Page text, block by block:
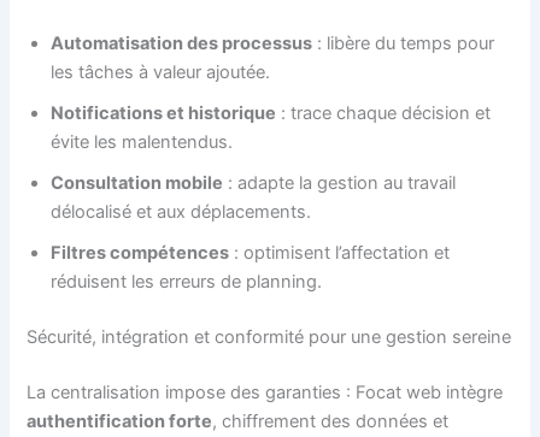
Automatisation des processus : libère du temps pour
les tâches à valeur ajoutée.
Notifications et historique : trace chaque décision et
évite les malentendus.
Consultation mobile : adapte la gestion au travail
délocalisé et aux déplacements.
Filtres compétences : optimisent l’affectation et
réduisent les erreurs de planning.
Sécurité, intégration et conformité pour une gestion sereine
La centralisation impose des garanties : Focat web intègre
authentification forte, chiffrement des données et